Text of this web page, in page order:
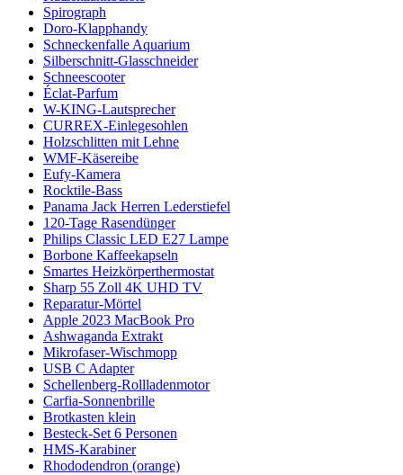
Spirograph
Doro-Klapphandy
Schneckenfalle Aquarium
Silberschnitt-Glasschneider
Schneescooter
Éclat-Parfum
W-KING-Lautsprecher
CURREX-Einlegesohlen
Holzschlitten mit Lehne
WMF-Käsereibe
Eufy-Kamera
Rocktile-Bass
Panama Jack Herren Lederstiefel
120-Tage Rasendünger
Philips Classic LED E27 Lampe
Borbone Kaffeekapseln
Smartes Heizkörperthermostat
Sharp 55 Zoll 4K UHD TV
Reparatur-Mörtel
Apple 2023 MacBook Pro
Ashwaganda Extrakt
Mikrofaser-Wischmopp
USB C Adapter
Schellenberg-Rollladenmotor
Carfia-Sonnenbrille
Brotkasten klein
Besteck-Set 6 Personen
HMS-Karabiner
Rhododendron (orange)